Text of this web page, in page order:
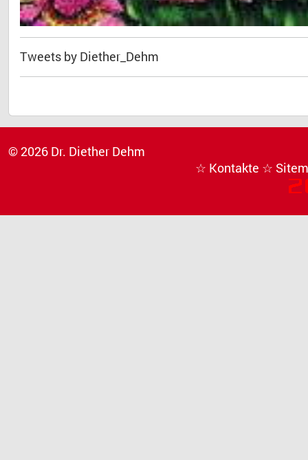
Tweets by Diether_Dehm
© 2026 Dr. Diether Dehm
☆ Kontakte ☆